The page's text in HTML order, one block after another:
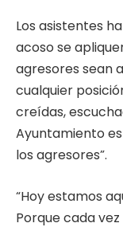
Los asistentes
acoso se
agresores sean
cualquier
creídas,
Ayuntamiento
los agresores”.
“Hoy estamos
Porque cada